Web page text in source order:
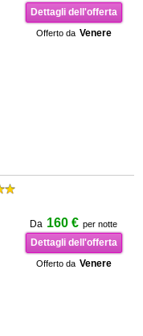
Dettagli dell'offerta
Offerto da Venere
Da 160 € per notte
Dettagli dell'offerta
Offerto da Venere